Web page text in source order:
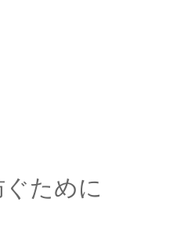
ために